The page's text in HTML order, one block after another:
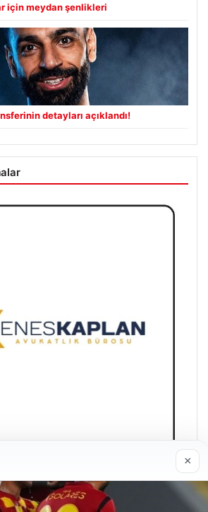
için meydan şenlikleri
detayları açıklandı!
Bürosu
×